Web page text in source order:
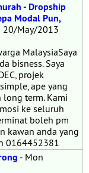
- Dropship
Modal Pun,
20/May/2013
MalaysiaSaya
bisness. Saya
projek
ape yang
long term. Kami
ke seluruh
boleh pm
kawan anda yang
0164452381
- Mon